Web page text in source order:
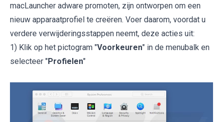
macLauncher adware promoten, zijn ontworpen om een
nieuw apparaatprofiel te creëren. Voer daarom, voordat u
verdere verwijderingsstappen neemt, deze acties uit:
1) Klik op het pictogram "Voorkeuren" in de menubalk en
selecteer "Profielen"